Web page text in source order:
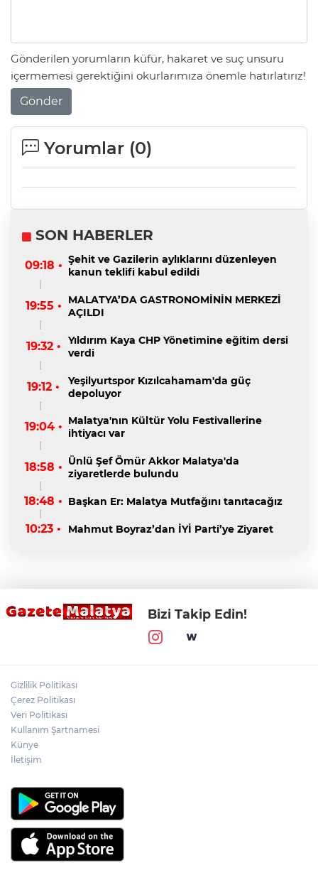
Gönderilen yorumların küfür, hakaret ve suç unsuru
içermemesi gerektiğini okurlarımıza önemle hatırlatırız!
Gönder
Yorumlar (0)
SON HABERLER
09:18 • Şehit ve Gazilerin aylıklarını düzenleyen
kanun teklifi kabul edildi
19:55 •
MALATYA’DA GASTRONOMİNİN MERKEZİ
AÇILDI
19:32 •
Yıldırım Kaya CHP Yönetimine eğitim dersi
verdi
19:12 •
Yeşilyurtspor Kızılcahamam'da güç
depoluyor
19:04 • Malatya'nın Kültür Yolu Festivallerine
ihtiyacı var
18:58 • Ünlü Şef Ömür Akkor Malatya'da
ziyaretlerde bulundu
18:48 • Başkan Er: Malatya Mutfağını tanıtacağız
10:23 • Mahmut Boyraz’dan İYİ Parti’ye Ziyaret
Bizi Takip Edin!
Gizlilik Politikası
Çerez Politikası
Veri Politikası
Kullanım Şartnamesi
Künye
İletişim